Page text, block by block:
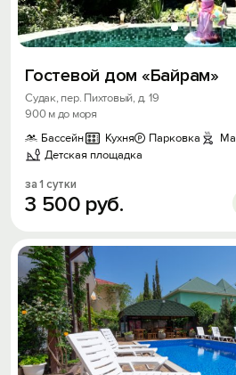
Гостевой дом «Байрам»
Судак, пер. Пихтовый, д. 19
900 м до моря
Бассейн
Кухня Парковка
Детская площадка
за 1 сутки
3 500 руб.